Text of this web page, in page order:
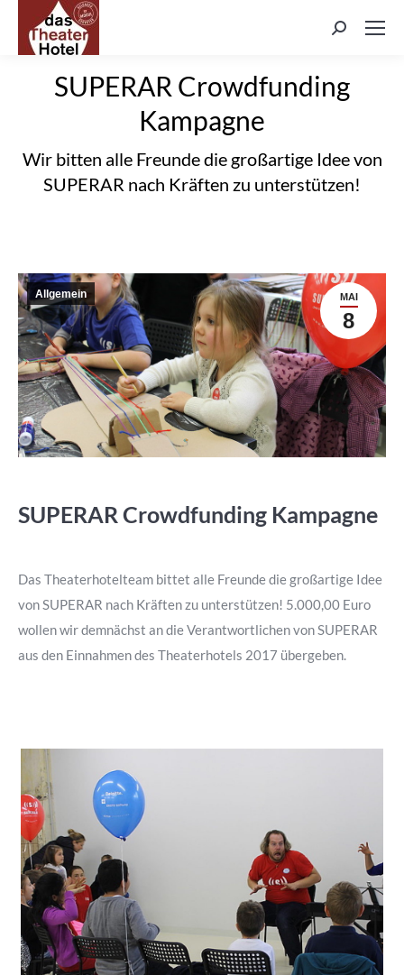
Search:
SUPERAR Crowdfunding
Kampagne
Wir bitten alle Freunde die großartige Idee von
SUPERAR nach Kräften zu unterstützen!
MAI
8
Allgemein
SUPERAR Crowdfunding Kampagne
Das Theaterhotelteam bittet alle Freunde die großartige Idee
von SUPERAR nach Kräften zu unterstützen! 5.000,00 Euro
wollen wir demnächst an die Verantwortlichen von SUPERAR
aus den Einnahmen des Theaterhotels 2017 übergeben.